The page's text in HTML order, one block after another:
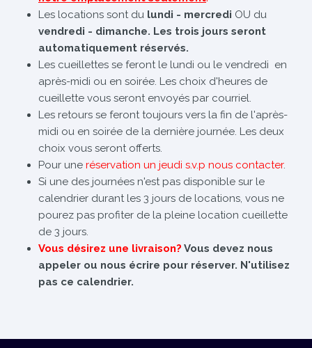
Les locations sont du lundi - mercredi OU du
vendredi - dimanche. Les trois jours seront
automatiquement réservés.
Les cueillettes se feront le lundi ou le vendredi en
après-midi ou en soirée. Les choix d'heures de
cueillette vous seront envoyés par courriel.
Les retours se feront toujours vers la fin de l'après-
midi ou en soirée de la dernière journée. Les deux
choix vous seront offerts.
Pour une réservation un jeudi s.v.p nous contacter.
Si une des journées n'est pas disponible sur le
calendrier durant les 3 jours de locations, vous ne
pourez pas profiter de la pleine location cueillette
de 3 jours.
Vous désirez une livraison? Vous devez nous
appeler ou nous écrire pour réserver. N'utilisez
pas ce calendrier.